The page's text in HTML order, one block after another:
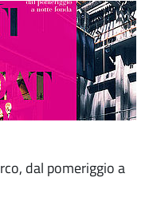
dal pomeriggio a